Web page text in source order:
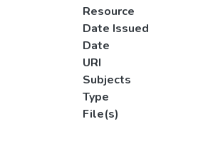
Resource
Date Issued
Date
URI
Subjects
Type
File(s)